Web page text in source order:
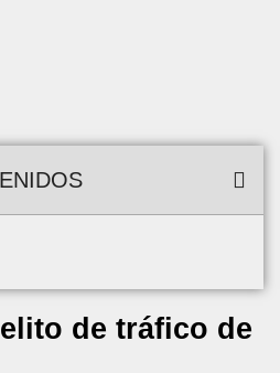
de tráfico de